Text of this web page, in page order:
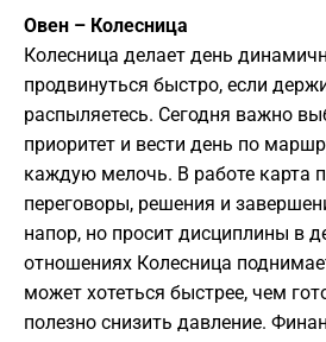
Овен – Колесница
Колесница делает день
продвинуться быстро, если
распыляетесь. Сегодня важно
приоритет и вести день по
каждую мелочь. В работе карта
переговоры, решения и
напор, но просит дисциплины в
отношениях Колесница
может хотеться быстрее, чем
полезно снизить давление.